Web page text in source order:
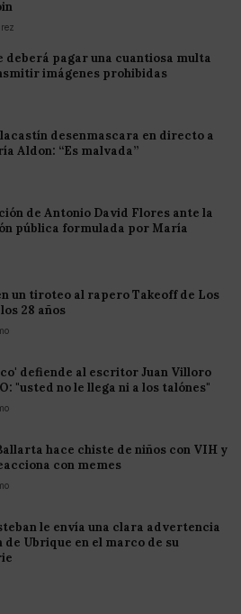
deberá pagar una cuantiosa multa
imágenes prohibidas
desenmascara en directo a
Aldon: “Es malvada”
de Antonio David Flores ante la
pública formulada por María
un tiroteo al rapero Takeoff de Los
28 años
defiende al escritor Juan Villoro
"usted no le llega ni a los talónes"
hace chiste de niños con VIH y
con memes
le envía una clara advertencia
de Ubrique en el marco de su